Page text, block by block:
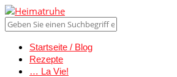
Startseite / Blog
Rezepte
… La Vie!